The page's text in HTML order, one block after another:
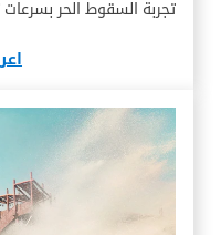
تجربة السقوط الحر